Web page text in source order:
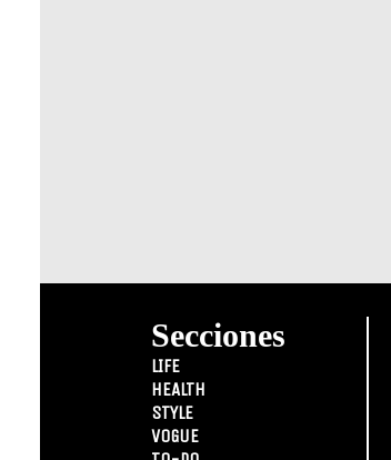
Secciones
LIFE
HEALTH
STYLE
VOGUE